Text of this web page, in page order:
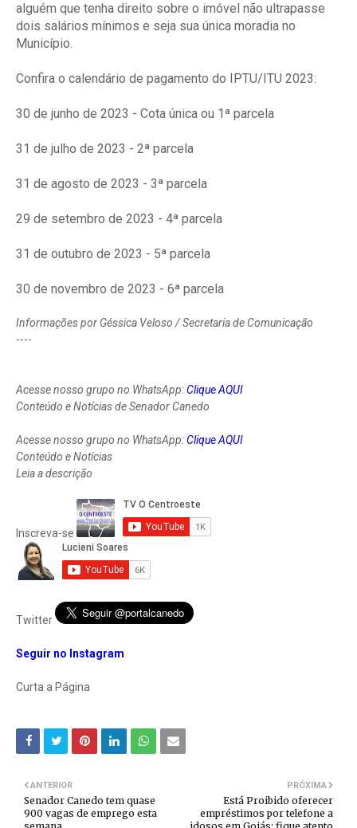
alguém que tenha direito sobre o imóvel não ultrapasse
dois salários mínimos e seja sua única moradia no
Município.
Confira o calendário de pagamento do IPTU/ITU 2023:
30 de junho de 2023 - Cota única ou 1ª parcela
31 de julho de 2023 - 2ª parcela
31 de agosto de 2023 - 3ª parcela
29 de setembro de 2023 - 4ª parcela
31 de outubro de 2023 - 5ª parcela
30 de novembro de 2023 - 6ª parcela
Informações por Géssica Veloso / Secretaria de Comunicação
----
Acesse nosso grupo no WhatsApp:Clique AQUI
Conteúdo e Notícias de Senador Canedo
Acesse nosso grupo no WhatsApp:Clique AQUI
Conteúdo e Notícias
Leia a descrição
Inscreva-se
Twitter
Seguir no Instagram
Curta a Página
PRÓXIMA
Está Proibido oferecer
empréstimos por telefone a
ANTERIOR
Senador Canedo tem quase
900 vagas de emprego esta